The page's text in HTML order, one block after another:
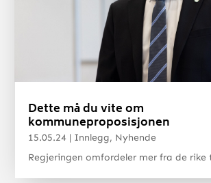
Dette må du vite om
kommuneproposisjonen
15.05.24 | Innlegg, Nyhende
Regjeringen omfordeler mer fra de